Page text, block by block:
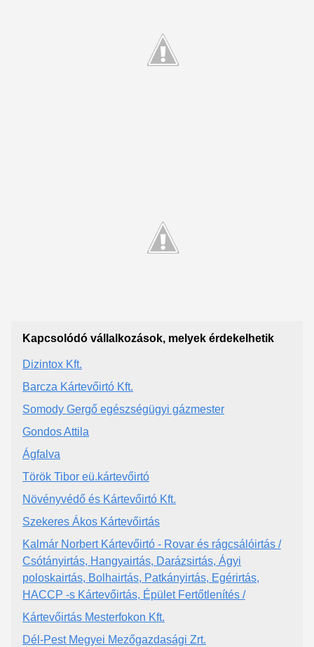
Kapcsolódó vállalkozások, melyek érdekelhetik
Dizintox Kft.
Barcza Kártevőirtó Kft.
Somody Gergő egészségügyi gázmester
Gondos Attila
Ágfalva
Török Tibor eü.kártevőirtó
Növényvédő és Kártevőirtó Kft.
Szekeres Ákos Kártevőirtás
Kalmár Norbert Kártevőirtó - Rovar és rágcsálóirtás /
Csótányirtás, Hangyairtás, Darázsirtás, Ágyi
poloskairtás, Bolhairtás, Patkányirtás, Egérirtás,
HACCP -s Kártevőirtás, Épület Fertőtlenítés /
Kártevőirtás Mesterfokon Kft.
Dél-Pest Megyei Mezőgazdasági Zrt.